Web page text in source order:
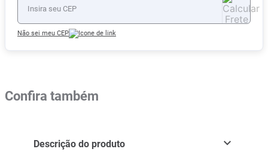
Não sei meu CEP
Confira também
Descrição do produto